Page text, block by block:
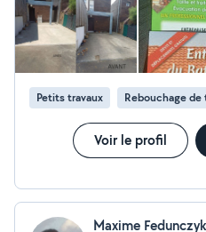
Petits travaux Rebouchage de
Voir le profil
Maxime